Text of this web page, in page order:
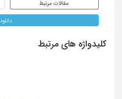
مقالات مرتبط
دانلود
کلیدواژه های مرتبط